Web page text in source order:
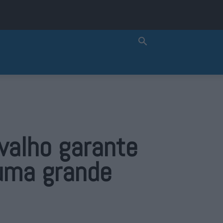
garante
grande